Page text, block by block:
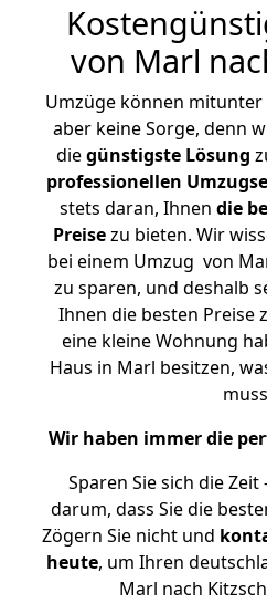
von Marl
Umzüge können
aber keine Sorge, denn
diegünstigste Lösung
professionellen
stets daran, Ihnen die
Preisezu bieten. Wir
bei einem Umzug von
zu sparen, und deshalb
Ihnen die besten Preise
eine kleine Wohnung
Haus in Marl besitzen,
Wir haben immer die
Sparen Sie sich die
darum, dass Sie die
Zögern Sie nicht und
heute, um Ihren
Marl nach